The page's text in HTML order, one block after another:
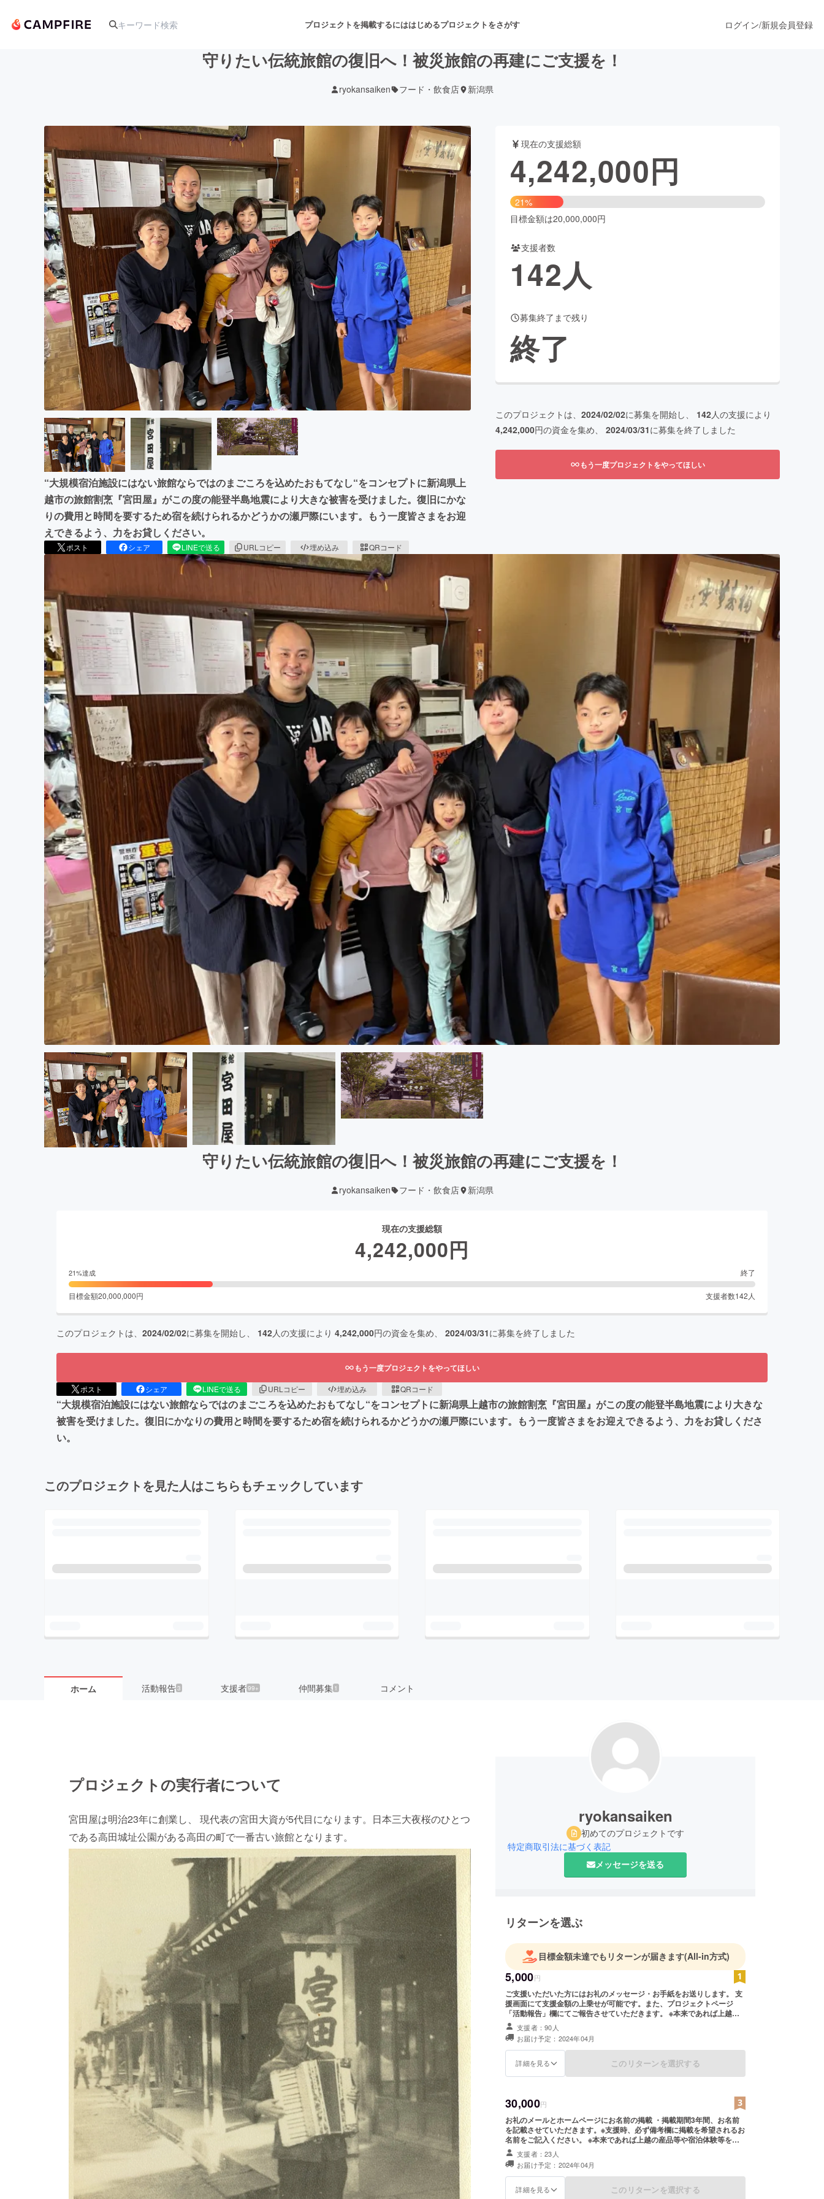
プロジェクトを掲載するにははじめるプロジェクトをさがす
アート・写真 音楽 舞台・パフォーマンス
テクノロジー・ガジェット ゲーム・サービス開発 フード・飲食店 ファッション
映像・映画 書籍・雑誌出版 アニメ・漫画
ビジネス・起業 チャレンジ ビューティー・ヘルスケア
まちづくり・地域活性化
CAMPFIRE for Social Good
CAMPFIRE Creation
CAMPFIREふるさと納税
machi-yaコミュニティ
ログイン/新規会員登録
守りたい伝統旅館の復旧へ！被災旅館の再建にご支援を！
ryokansaiken フード・飲食店 新潟県
“大規模宿泊施設にはない旅館ならではのまごころを込めたおもてなし“をコンセプトに新潟県上
越市の旅館割烹『宮田屋』がこの度の能登半島地震により大きな被害を受けました。復旧にかな
りの費用と時間を要するため宿を続けられるかどうかの瀬戸際にいます。もう一度皆さまをお迎
えできるよう、力をお貸しください。
ポスト シェア LINEで送る URLコピー 埋め込み QRコード
現在の支援総額
4,242,000円
21%
目標金額は20,000,000円
支援者数
142人
募集終了まで残り
終了
このプロジェクトは、 2024/02/02に募集を開始し、 142人の支援により
4,242,000円の資金を集め、 2024/03/31に募集を終了しました
もう一度プロジェクトをやってほしい
守りたい伝統旅館の復旧へ！被災旅館の再建にご支援を！
ryokansaiken フード・飲食店 新潟県
現在の支援総額
4,242,000円
21%達成 終了
目標金額20,000,000円 支援者数142 人
このプロジェクトは、 2024/02/02に募集を開始し、 142人の支援により 4,242,000円の資金を集め、 2024/03/31に募集を終了しました
もう一度プロジェクトをやってほしい
ポスト シェア LINEで送る URLコピー 埋め込み QRコード
“大規模宿泊施設にはない旅館ならではのまごころを込めたおもてなし“をコンセプトに新潟県上越市の旅館割烹『宮田屋』がこの度の能登半島地震により大きな
被害を受けました。復旧にかなりの費用と時間を要するため宿を続けられるかどうかの瀬戸際にいます。もう一度皆さまをお迎えできるよう、力をお貸しくださ
い。
このプロジェクトを見た人はこちらもチェックしています
ホーム 活動報告3 支援者99+ 仲間募集 1 コメント
プロジェクトの実行者について
宮田屋は明治23年に創業し、 現代表の宮田大資が5代目になります。日本三大夜桜のひとつ
である高田城址公園がある高田の町で一番古い旅館となります。
ryokansaiken
初めてのプロジェクトです
特定商取引法に基づく表記
メッセージを送る
リターンを選ぶ
目標金額未達でもリターンが届きます(All-in方式)
5,000円
ご支援いただいた方にはお礼のメッセージ・お手紙をお送りします。 支
援画面にて支援金額の上乗せが可能です。また、プロジェクトページ
「活動報告」欄にてご報告させていただきます。 ※本来であれば上越の
産品等や宿泊体験等をリターンとしたいのですが、被災により難しい状
況です。今回いただいたご支援を元に宿を復興させた時にはぜひ直接感
謝の気持ちをお伝えしながらおもてなしをさせてください。
支援者：90人
お届け予定：2024年04月
詳細を見る このリターンを選択する
30,000円
お礼のメールとホームページにお名前の掲載 ・掲載期間3年間、お名前
を記載させていただきます。※支援時、必ず備考欄に掲載を希望されるお
名前をご記入ください。 ※本来であれば上越の産品等や宿泊体験等をリ
ターンとしたいのですが、被災により難しい状況です。今回いただいた
ご支援を元に宿を復興させた時にはぜひ直接感謝の気持ちをお伝えしな
がらおもてなしをさせてください。
支援者：23人
お届け予定：2024年04月
詳細を見る このリターンを選択する